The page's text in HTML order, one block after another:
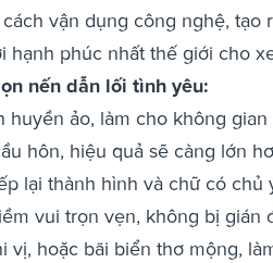
vận dụng công nghệ, tạo
hạnh phúc nhất thế giới cho
nến dẫn lối tình yêu:
huyền ảo, làm cho không
hôn, hiệu quả sẽ càng lớn
lại thành hình và chữ có
vui trọn vẹn, không bị gián
vị, hoặc bãi biển thơ mộng,